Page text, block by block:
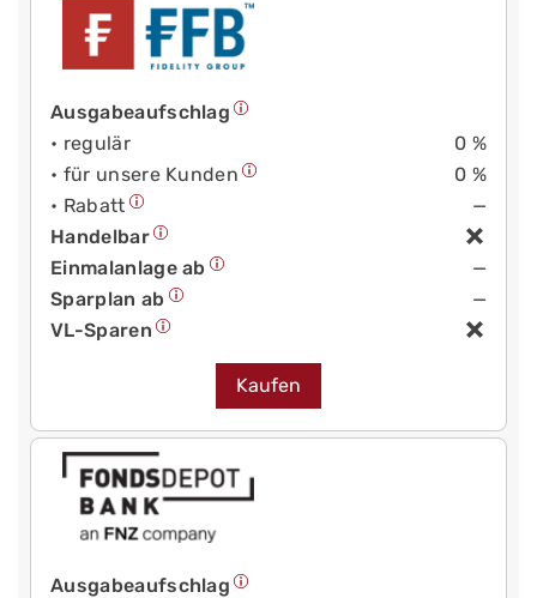
Ausgabeaufschlag
• regulär
0 %
• für unsere Kunden
0 %
• Rabatt
—
Handelbar
Einmalanlage ab
—
Sparplan ab
—
VL-Sparen
Kaufen
Ausgabeaufschlag